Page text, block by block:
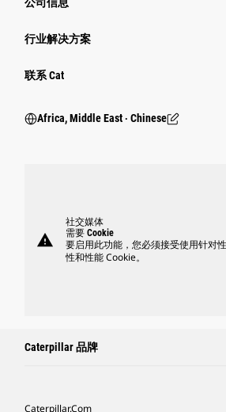
行业解决方案
行业
联系 Cat
Africa, Middle East ‧ Chinese
warning
社交媒体
需要 Cookie
要启用此功能，您必须接受使用针对
性和性能 Cookie。
Caterpillar 品牌
Caterpillar.com